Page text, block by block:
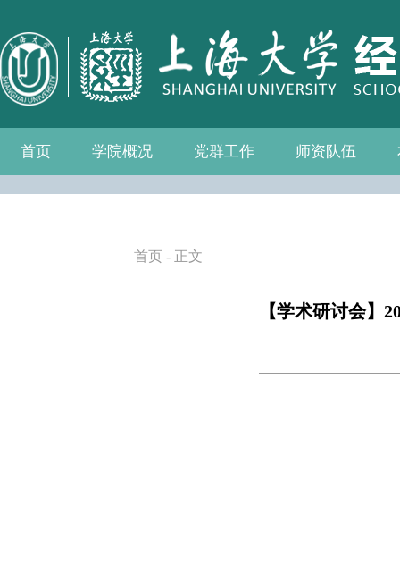
首页 学院概况
学院介绍 学院简介
发展历程
历任院长
现任领导
组织机构
学院愿景
党群工作
党务公开
党的建设
群众团体 工会
青联会
妇委会
退管会
学院制度
师资队伍
教师名录
人事专栏
招聘信息
博士后流动站
首页 - 正文
【学术研讨会】